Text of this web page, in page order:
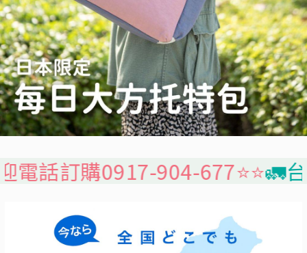
904-677⭐️⭐️🚛台灣本島免